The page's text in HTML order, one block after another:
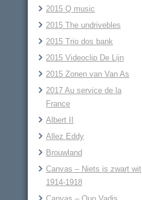
2015 Q music
2015 The undrivebles
2015 Trio dos bank
2015 Videoclip De Lijn
2015 Zonen van Van As
2017 Au service de la
France
Albert II
Allez Eddy
Brouwland
Canvas – Niets is zwart wit
1914-1918